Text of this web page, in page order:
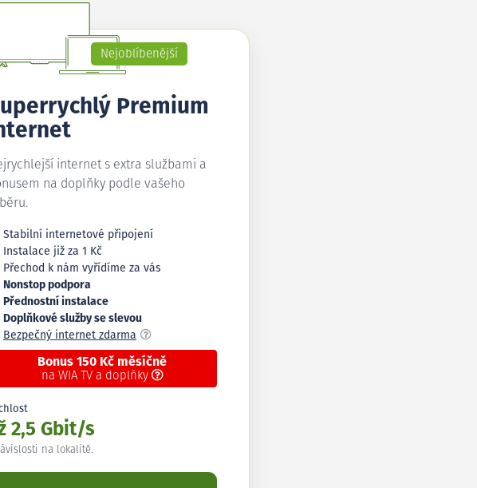
Nejoblíbenější
Premium
internet s extra službami a
na doplňky podle vašeho
Stabilní internetové připojení
Instalace již za 1 Kč
Přechod k nám vyřídíme za vás
Nonstop podpora
Přednostní instalace
Doplňkové služby se slevou
Bezpečný internet zdarma
Bonus 150 Kč měsíčně
na WIA TV a doplňky
2,5 Gbit/s
na lokalitě.